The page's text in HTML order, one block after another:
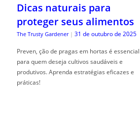
Dicas naturais para
proteger seus alimentos
The Trusty Gardener | 31 de outubro de 2025
Preven, ção de pragas em hortas é essencial
para quem deseja cultivos saudáveis e
produtivos. Aprenda estratégias eficazes e
práticas!